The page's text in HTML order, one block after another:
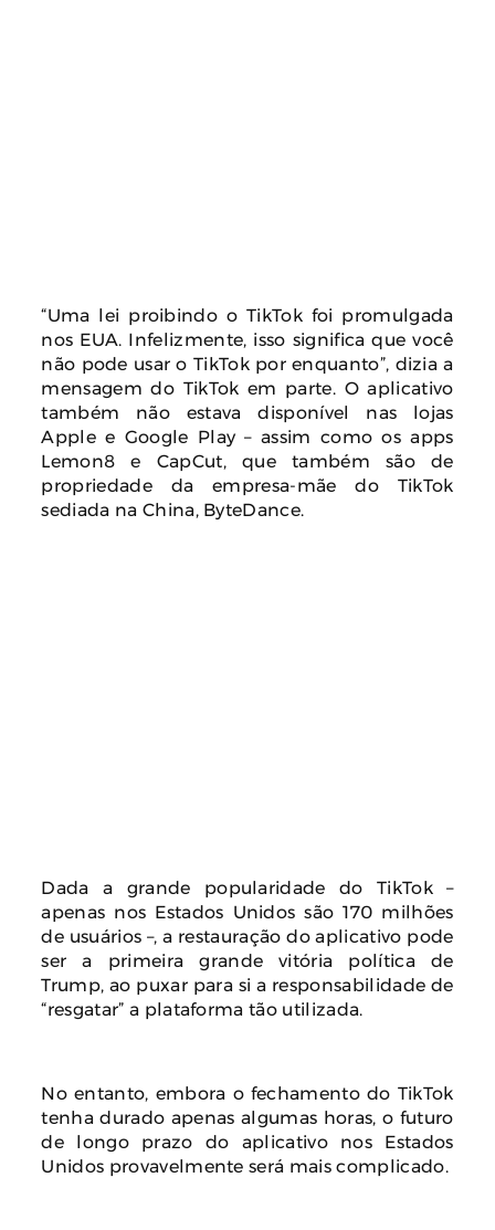
“Uma lei proibindo o TikTok foi promulgada
nos EUA. Infelizmente, isso significa que você
não pode usar o TikTok por enquanto”, dizia a
mensagem do TikTok em parte. O aplicativo
também não estava disponível nas lojas
Apple e Google Play – assim como os apps
Lemon8 e CapCut, que também são de
propriedade da empresa-mãe do TikTok
sediada na China, ByteDance.
Dada a grande popularidade do TikTok –
apenas nos Estados Unidos são 170 milhões
de usuários –, a restauração do aplicativo pode
ser a primeira grande vitória política de
Trump, ao puxar para si a responsabilidade de
“resgatar” a plataforma tão utilizada.
No entanto, embora o fechamento do TikTok
tenha durado apenas algumas horas, o futuro
de longo prazo do aplicativo nos Estados
Unidos provavelmente será mais complicado.